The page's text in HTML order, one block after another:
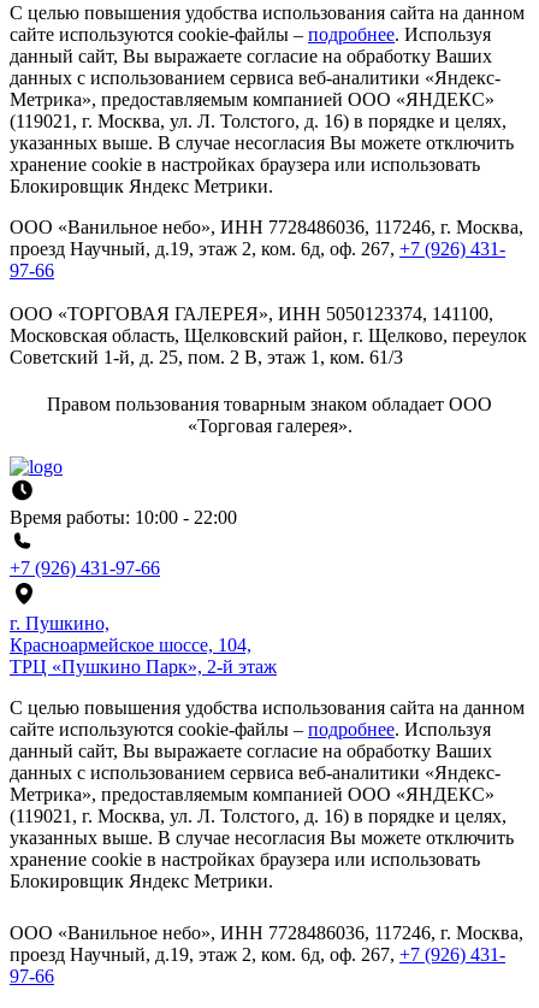
С целью повышения удобства использования сайта на данном
сайте используются cookie-файлы – подробнее. Используя
данный сайт, Вы выражаете согласие на обработку Ваших
данных с использованием сервиса веб-аналитики «Яндекс-
Метрика», предоставляемым компанией ООО «ЯНДЕКС»
(119021, г. Москва, ул. Л. Толстого, д. 16) в порядке и целях,
указанных выше. В случае несогласия Вы можете отключить
хранение cookie в настройках браузера или использовать
Блокировщик Яндекс Метрики.
ООО «Ванильное небо», ИНН 7728486036, 117246, г. Москва,
проезд Научный, д.19, этаж 2, ком. 6д, оф. 267, +7 (926) 431-
97-66
ООО «ТОРГОВАЯ ГАЛЕРЕЯ», ИНН 5050123374, 141100,
Московская область, Щелковский район, г. Щелково, переулок
Советский 1-й, д. 25, пом. 2 В, этаж 1, ком. 61/3
Правом пользования товарным знаком обладает ООО
«Торговая галерея».
Время работы: 10:00 - 22:00
+7 (926) 431-97-66
г. Пушкино,
Красноармейское шоссе, 104,
ТРЦ «Пушкино Парк», 2-й этаж
С целью повышения удобства использования сайта на данном
сайте используются cookie-файлы – подробнее. Используя
данный сайт, Вы выражаете согласие на обработку Ваших
данных с использованием сервиса веб-аналитики «Яндекс-
Метрика», предоставляемым компанией ООО «ЯНДЕКС»
(119021, г. Москва, ул. Л. Толстого, д. 16) в порядке и целях,
указанных выше. В случае несогласия Вы можете отключить
хранение cookie в настройках браузера или использовать
Блокировщик Яндекс Метрики.
ООО «Ванильное небо», ИНН 7728486036, 117246, г. Москва,
проезд Научный, д.19, этаж 2, ком. 6д, оф. 267, +7 (926) 431-
97-66